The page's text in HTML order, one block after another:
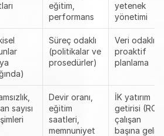
eğitim,
performans
yetenek
yönetimi
Süreç odaklı
(politikalar ve
prosedürler)
Veri odaklı,
proaktif
planlama
sayısı
Devir oranı,
eğitim
saatleri,
memnuniyet
İK yatırım
getirisi
çalışan
başına gelir,